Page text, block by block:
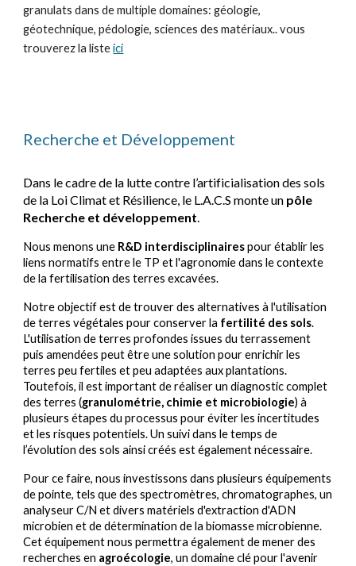
granulatsdans de multiple domaines: géologie,
géotechnique, pédologie, sciences des matériaux.. vous
trouverez la listeici
Recherche et Développement
Dans le cadre de la lutte contre l’artificialisation des sols
de la Loi Climat et Résilience, le L.A.C.S monte un pôle
Recherche et développement.
Nous menons une R&D interdisciplinairespour établir les
liens normatifs entre le TP et l'agronomie dans le contexte
de la fertilisation des terres excavées.
Notre objectif est de trouver des alternatives à l'utilisation
de terres végétales pour conserver la fertilité des sols.
L'utilisation de terres profondes issues du terrassement
puis amendées peut être une solution pour enrichir les
terres peu fertiles et peu adaptées aux plantations.
Toutefois, il est important de réaliser un diagnostic complet
des terres (granulométrie, chimie et microbiologie) à
plusieurs étapes du processus pour éviter les incertitudes
et les risques potentiels. Un suivi dans le temps de
l’évolution des sols ainsi créés est également nécessaire.
Pour ce faire, nous investissons dans plusieurs équipements
de pointe, tels que des spectromètres, chromatographes, un
analyseur C/N et divers matériels d'extraction d'ADN
microbien et de détermination de la biomasse microbienne.
Cet équipement nous permettra également de mener des
recherches en agroécologie, un domaine clé pour l'avenir